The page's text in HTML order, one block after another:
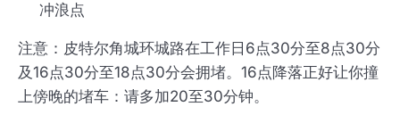
冲浪点
注意：皮特尔角城环城路在工作日6点30分至8点30分
及16点30分至18点30分会拥堵。16点降落正好让你撞
上傍晚的堵车：请多加20至30分钟。